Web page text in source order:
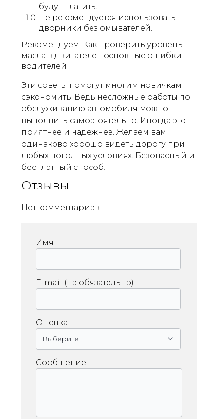
будут платить.
Не рекомендуется использовать
дворники без омывателей.
Рекомендуем: Как проверить уровень
масла в двигателе - основные ошибки
водителей
Эти советы помогут многим новичкам
сэкономить. Ведь несложные работы по
обслуживанию автомобиля можно
выполнить самостоятельно. Иногда это
приятнее и надежнее. Желаем вам
одинаково хорошо видеть дорогу при
любых погодных условиях. Безопасный и
бесплатный способ!
Отзывы
Нет комментариев
Имя
E-mail (не обязательно)
Оценка
Сообщение